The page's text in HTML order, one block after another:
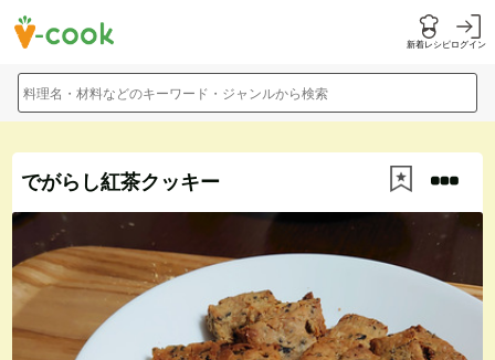
新着レシピログイン
料理名・材料などのキーワード・ジャンルから検索
でがらし紅茶クッキー